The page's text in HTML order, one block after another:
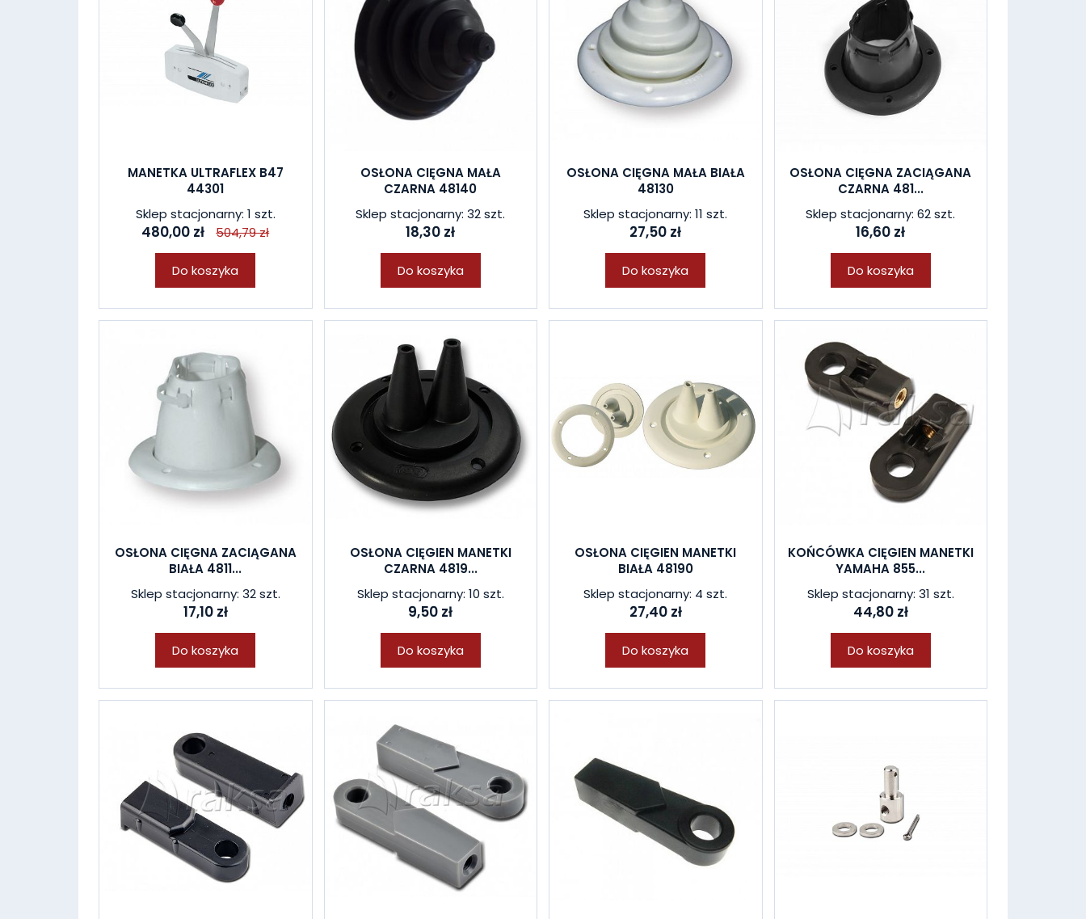
MANETKA ULTRAFLEX B47
44301
Sklep stacjonarny: 1 szt.
480,00 zł 504,79 zł
Do koszyka
OSŁONA CIĘGNA MAŁA
CZARNA 48140
Sklep stacjonarny: 32 szt.
18,30 zł
Do koszyka
OSŁONA CIĘGNA MAŁA BIAŁA
48130
Sklep stacjonarny: 11 szt.
27,50 zł
Do koszyka
OSŁONA CIĘGNA ZACIĄGANA
CZARNA 481...
Sklep stacjonarny: 62 szt.
16,60 zł
Do koszyka
OSŁONA CIĘGNA ZACIĄGANA
BIAŁA 4811...
Sklep stacjonarny: 32 szt.
17,10 zł
Do koszyka
OSŁONA CIĘGIEN MANETKI
CZARNA 4819...
Sklep stacjonarny: 10 szt.
9,50 zł
Do koszyka
OSŁONA CIĘGIEN MANETKI
BIAŁA 48190
Sklep stacjonarny: 4 szt.
27,40 zł
Do koszyka
KOŃCÓWKA CIĘGIEN MANETKI
YAMAHA 855...
Sklep stacjonarny: 31 szt.
44,80 zł
Do koszyka